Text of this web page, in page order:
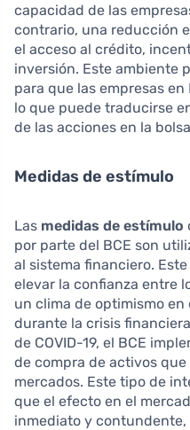
capacidad de las
contrario, una reducción
el acceso al crédito,
inversión. Este ambiente
para que las empresas
lo que puede traducirse
de las acciones en la
Medidas de estímulo
Las medidas de estímulo
por parte del BCE son
al sistema financiero.
elevar la confianza entre
un clima de optimismo en
durante la crisis
de COVID-19, el BCE
de compra de activos
mercados. Este tipo de
que el efecto en el
inmediato y